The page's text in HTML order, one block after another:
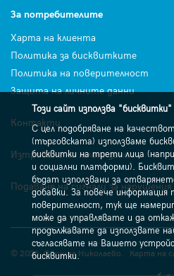
За потребителите
Харта на клиента
Политика за бисквитките
Политика на поверителност
Защита на личните данни
Контакти
Изтриване на лични данни
Подаване на сигнали за
© 2026. Община Николаево. Карта на
Този сайт използва "бисквитки"
С цел подобряване на
(търговската) използваме
бисквитки на трети лица
и социални платформи).
бъдат използвани за
добавки. За повече
поверителност, тук ще
може да управлявате и да
продължавате да използвате
съгласявате на Вашето
бисквитки.